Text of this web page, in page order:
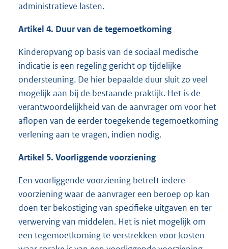
administratieve lasten.
Artikel 4. Duur van de tegemoetkoming
Kinderopvang op basis van de sociaal medische
indicatie is een regeling gericht op tijdelijke
ondersteuning. De hier bepaalde duur sluit zo veel
mogelijk aan bij de bestaande praktijk. Het is de
verantwoordelijkheid van de aanvrager om voor het
aflopen van de eerder toegekende tegemoetkoming
verlening aan te vragen, indien nodig.
Artikel 5. Voorliggende voorziening
Een voorliggende voorziening betreft iedere
voorziening waar de aanvrager een beroep op kan
doen ter bekostiging van specifieke uitgaven en ter
verwerving van middelen. Het is niet mogelijk om
een tegemoetkoming te verstrekken voor kosten